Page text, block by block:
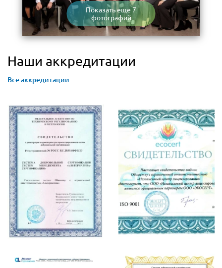
Показать еще 7
фотографий
Наши аккредитации
Все аккредитации